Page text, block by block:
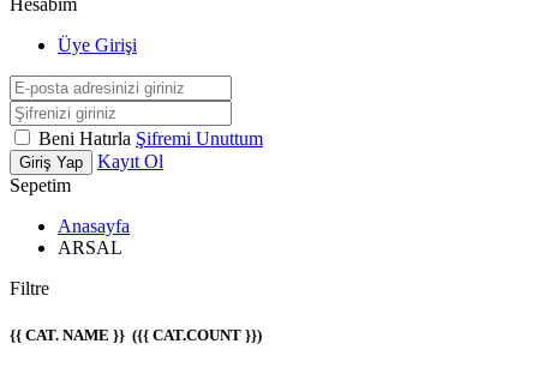
Hesabım
Üye Girişi
Beni Hatırla Şifremi Unuttum
Giriş Yap
Kayıt Ol
Sepetim
Anasayfa
ARSAL
Filtre
{{ CAT. NAME }} ({{ CAT.COUNT }})